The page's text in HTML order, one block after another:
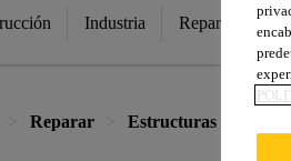
Industria Repara tu casa
Reparar Estructuras